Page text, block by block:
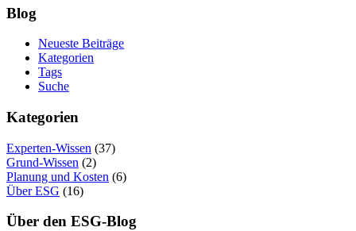
Blog
Neueste Beiträge
Kategorien
Tags
Suche
Kategorien
Experten-Wissen (37)
Grund-Wissen (2)
Planung und Kosten (6)
Über ESG (16)
Über den ESG-Blog